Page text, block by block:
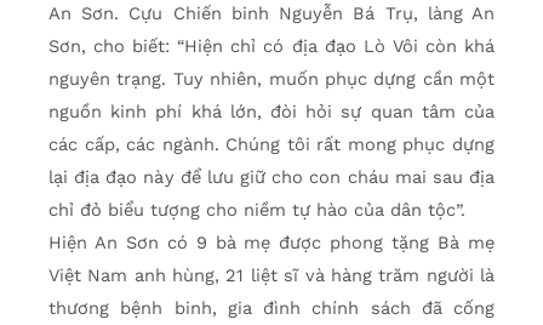
An Sơn. Cựu Chiến binh Nguyễn Bá Trụ, làng An
Sơn, cho biết: “Hiện chỉ có địa đạo Lò Vôi còn khá
nguyên trạng. Tuy nhiên, muốn phục dựng cần một
nguồn kinh phí khá lớn, đòi hỏi sự quan tâm của
các cấp, các ngành. Chúng tôi rất mong phục dựng
lại địa đạo này để lưu giữ cho con cháu mai sau địa
chỉ đỏ biểu tượng cho niềm tự hào của dân tộc”.
Hiện An Sơn có 9 bà mẹ được phong tặng Bà mẹ
Việt Nam anh hùng, 21 liệt sĩ và hàng trăm người là
thương bệnh binh, gia đình chính sách đã cống